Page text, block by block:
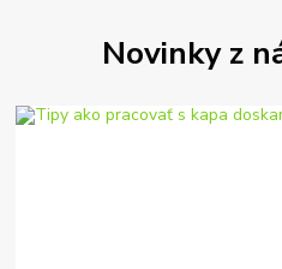
Novinky z